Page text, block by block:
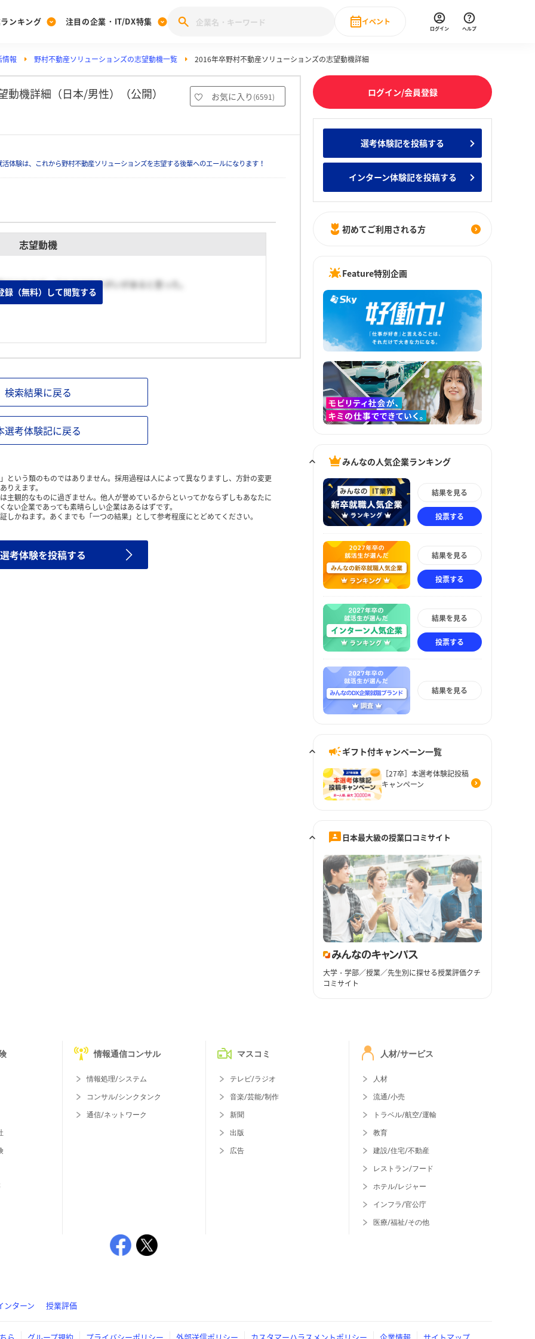
[27卒] 本選考体験記投稿キャンペーン
ンキング
みんなのDX企業就職ブランド調査
みんなの新卒就職人気企業ランキング みんなのインターン人気企業ランキ
注目の企業・IT/DX特集
28卒 IT・DX現場社員インタビュー
イベント
直近のイベント一覧
ログイン ヘルプ
報 野村不動産ソリューションズの志望動機一覧 2016年卒野村不動産ソリューションズの志望動機詳細
機詳細（日本/男性）（公開） お気に入り (6591)
体験は、これから野村不動産ソリューションズを志望する後輩へのエールになります！
志望動機
はあるが、それだけやりがいがあると思った。
録（無料）して閲覧する
検索結果に戻る
選考体験記に戻る
という類のものではありません。採用過程は人によって異なりますし、方針の変更
りえます。
主観的なものに過ぎません。他人が誉めているからといってかならずしもあなたに
い企業であっても素晴らしい企業はあるはずです。
かねます。あくまでも「一つの結果」として参考程度にとどめてください。
考体験を投稿する
ログイン/会員登録
選考体験記を投稿する
インターン体験記を投稿する
初めてご利用される方
Feature特別企画
みんなの人気企業ランキング
結果を見る
投票する
結果を見る
投票する
結果を見る
投票する
結果を見る
ギフト付キャンペーン一覧
［27卒］本選考体験記投稿
キャンペーン
日本最大級の授業口コミサイト
大学・学部／授業／先生別に探せる授業評価クチ
コミサイト
情報通信コンサル
情報処理/システム
コンサル/シンクタンク
通信/ネットワーク
マスコミ
テレビ/ラジオ
音楽/芸能/制作
新聞
出版
広告
人材/サービス
人材
流通/小売
トラベル/航空/運輸
教育
建設/住宅/不動産
レストラン/フード
ホテル/レジャー
インフラ/官公庁
医療/福祉/その他
ンターン 授業評価